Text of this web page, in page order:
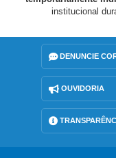
institucional
DENUNCIE
OUVIDORIA